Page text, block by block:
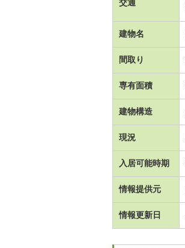
交通
建物名
間取り
専有面積
建物構造
現況
入居可能時期
情報提供元
情報更新日